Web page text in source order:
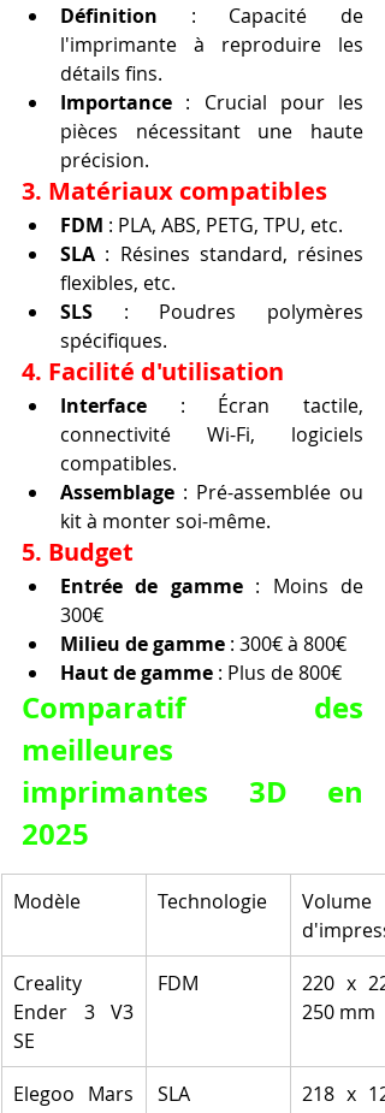
Définition : Capacité de
l'imprimante à reproduire les
détails fins.
Importance : Crucial pour les
pièces nécessitant une haute
précision.
3. Matériaux compatibles
FDM : PLA, ABS, PETG, TPU, etc.
SLA : Résines standard, résines
flexibles, etc.
SLS : Poudres polymères
spécifiques.
4. Facilité d'utilisation
Interface : Écran tactile,
connectivité Wi-Fi, logiciels
compatibles.
Assemblage : Pré-assemblée ou
kit à monter soi-même.
5. Budget
Entrée de gamme : Moins de
300€
Milieu de gamme : 300€ à 800€
Haut de gamme : Plus de 800€
Comparatif des
meilleures
imprimantes 3D en
2025
Modèle Technologie
Volume
Creality
Ender 3 V3
SE
FDM
220 x
250 mm
Elegoo Mars
SLA
218 x